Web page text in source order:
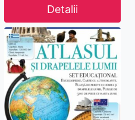
Detalii